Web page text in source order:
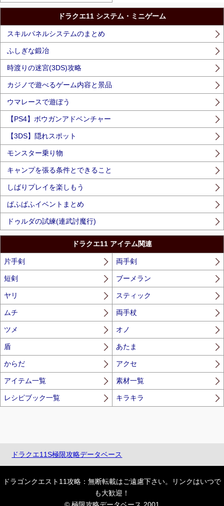
ドラクエ11 システム・ミニゲーム
スキルパネルシステムのまとめ
ふしぎな鍛冶
時渡りの迷宮(3DS)攻略
カジノで遊べるゲーム内容と景品
ウマレースで遊ぼう
【PS4】ボウガンアドベンチャー
【3DS】隠れスポット
モンスター乗り物
キャンプを張る条件とできること
しばりプレイを楽しもう
ぱふぱふイベントまとめ
ドゥルダの試練(連武討魔行)
ドラクエ11 アイテム関連
片手剣 両手剣
短剣 ブーメラン
ヤリ スティック
ムチ 両手杖
ツメ オノ
盾 あたま
からだ アクセ
アイテム一覧 素材一覧
レシピブック一覧 キラキラ
ドラクエ11S極限攻略データベース
ドラゴンクエスト11攻略：無断転載はご遠慮下さい。リンクはいつで
も大歓迎！